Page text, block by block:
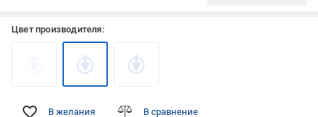
Цвет производителя:
В желания В сравнение